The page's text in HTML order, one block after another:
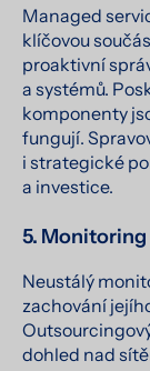
Managed
klíčovou
proaktivní
a systémů.
komponenty
fungují.
i strategické
a investice.
5.
Neustálý
zachování
dohled nad